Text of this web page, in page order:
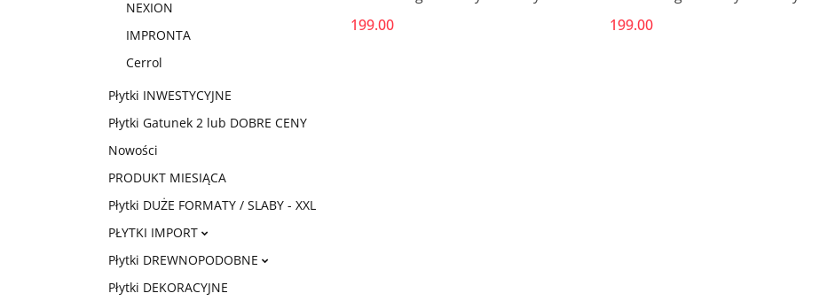
NEXION
IMPRONTA
Cerrol
Płytki INWESTYCYJNE
Płytki Gatunek 2 lub DOBRE CENY
Nowości
PRODUKT MIESIĄCA
Płytki DUŻE FORMATY / SLABY - XXL
PŁYTKI IMPORT
Płytki DREWNOPODOBNE
Płytki DEKORACYJNE
199.00
199.00